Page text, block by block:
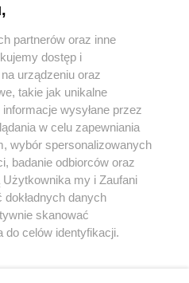
Instagram Youtube
partnerów oraz inne
dostęp i
urządzeniu oraz
takie jak unikalne
wysyłane przez
w celu zapewniania
wybór spersonalizowanych
badanie odbiorców oraz
Użytkownika my i Zaufani
danych
skanować
do celów identyfikacji.